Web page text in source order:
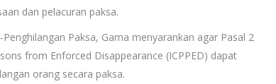
dan pelacuran paksa.
Paksa, Gama menyarankan agar Pasal 2
from Enforced Disappearance (ICPPED) dapat
orang secara paksa.